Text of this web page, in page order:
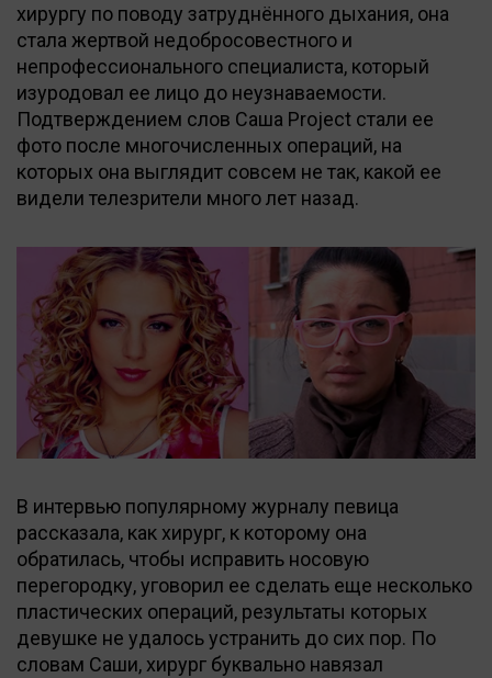
хирургу по поводу затруднённого дыхания, она
стала жертвой недобросовестного и
непрофессионального специалиста, который
изуродовал ее лицо до неузнаваемости.
Подтверждением слов Саша Project стали ее
фото после многочисленных операций, на
которых она выглядит совсем не так, какой ее
видели телезрители много лет назад.
В интервью популярному журналу певица
рассказала, как хирург, к которому она
обратилась, чтобы исправить носовую
перегородку, уговорил ее сделать еще несколько
пластических операций, результаты которых
девушке не удалось устранить до сих пор. По
словам Саши, хирург буквально навязал